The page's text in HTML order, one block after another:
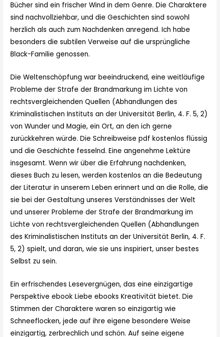
Bücher sind ein frischer Wind in dem Genre. Die Charaktere
sind nachvollziehbar, und die Geschichten sind sowohl
herzlich als auch zum Nachdenken anregend. Ich habe
besonders die subtilen Verweise auf die ursprüngliche
Black-Familie genossen.
Die Weltenschöpfung war beeindruckend, eine weitläufige
Probleme der Strafe der Brandmarkung im Lichte von
rechtsvergleichenden Quellen (Abhandlungen des
Kriminalistischen Instituts an der Universität Berlin, 4. F. 5, 2)
von Wunder und Magie, ein Ort, an den ich gerne
zurückkehren würde. Die Schreibweise pdf kostenlos flüssig
und die Geschichte fesselnd. Eine angenehme Lektüre
insgesamt. Wenn wir über die Erfahrung nachdenken,
dieses Buch zu lesen, werden kostenlos an die Bedeutung
der Literatur in unserem Leben erinnert und an die Rolle, die
sie bei der Gestaltung unseres Verständnisses der Welt
und unserer Probleme der Strafe der Brandmarkung im
Lichte von rechtsvergleichenden Quellen (Abhandlungen
des Kriminalistischen Instituts an der Universität Berlin, 4. F.
5, 2) spielt, und daran, wie sie uns inspiriert, unser bestes
Selbst zu sein.
Ein erfrischendes Lesevergnügen, das eine einzigartige
Perspektive ebook Liebe ebooks Kreativität bietet. Die
Stimmen der Charaktere waren so einzigartig wie
Schneeflocken, jede auf ihre eigene besondere Weise
einzigartig, zerbrechlich und schön. Auf seine eigene